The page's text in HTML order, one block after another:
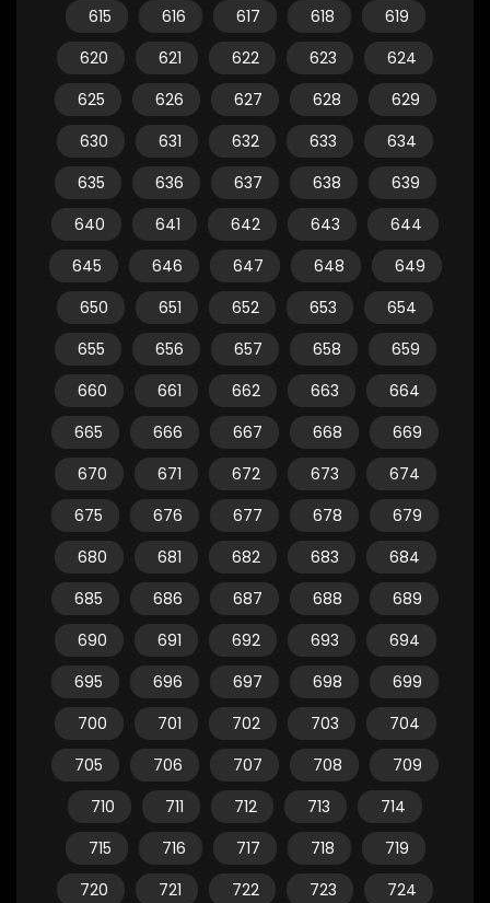
615
616 617 618
619
620
621 622 623
624
625
626 627 628
629
630
631 632 633
634
635
636 637 638
639
640
641 642 643
644
645
646 647 648
649
650
651 652 653
654
655
656 657 658
659
660
661 662 663
664
665
666 667 668
669
670
671 672 673
674
675
676 677 678
679
680
681 682 683
684
685
686 687 688
689
690
691 692 693
694
695
696 697 698
699
700
701 702 703
704
705
706 707 708
709
710
711 712 713
714
715
716 717 718
719
720
721 722 723
724